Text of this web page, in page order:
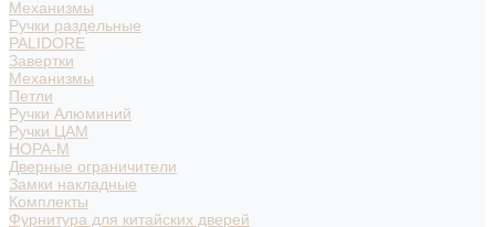
Механизмы
Ручки раздельные
PALIDORE
Завертки
Механизмы
Петли
Ручки Алюминий
Ручки ЦАМ
НОРА-М
Дверные ограничители
Замки накладные
Комплекты
Фурнитура для китайских дверей